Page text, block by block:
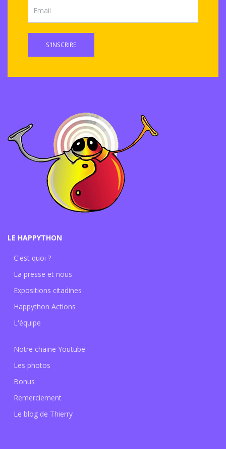
S'INSCRIRE
LE HAPPYTHON
C'est quoi ?
La presse et nous
Expositions citadines
Happython Actions
L'équipe
Notre chaine Youtube
Les photos
Bonus
Remerciement
Le blog de Thierry